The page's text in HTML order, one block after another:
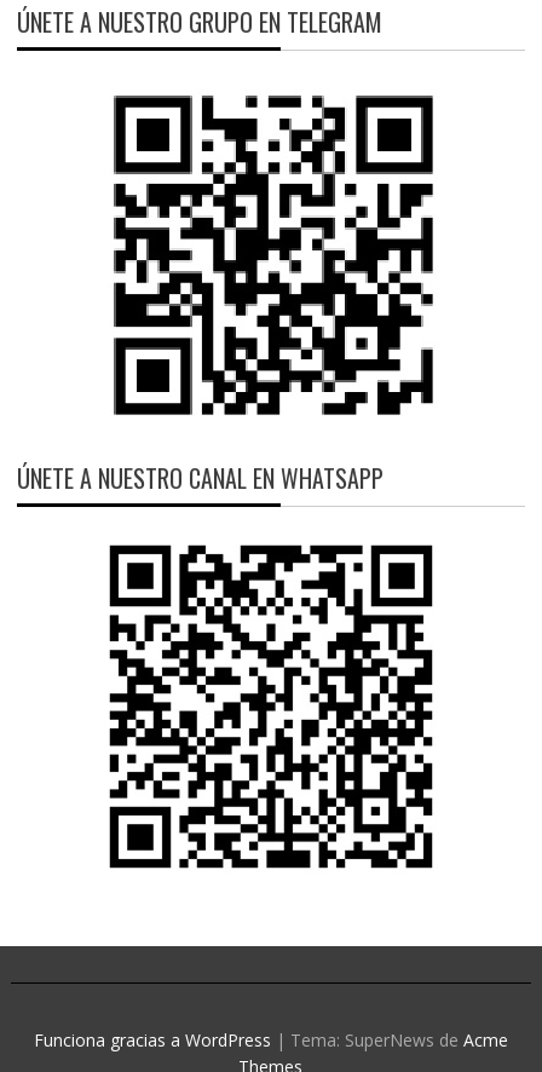
ÚNETE A NUESTRO GRUPO EN TELEGRAM
ÚNETE A NUESTRO CANAL EN WHATSAPP
Funciona gracias a WordPress | Tema: SuperNews de Acme
Themes